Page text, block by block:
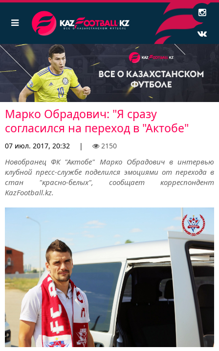
Марко Обрадович: "Я сразу
согласился на переход в "Актобе"
07 июл. 2017, 20:32 | 2150
Новобранец ФК "Актобе" Марко Обрадович в интервью
клубной пресс-службе поделился эмоциями от перехода в
стан "красно-белых", сообщает корреспондент
KazFootball.kz.